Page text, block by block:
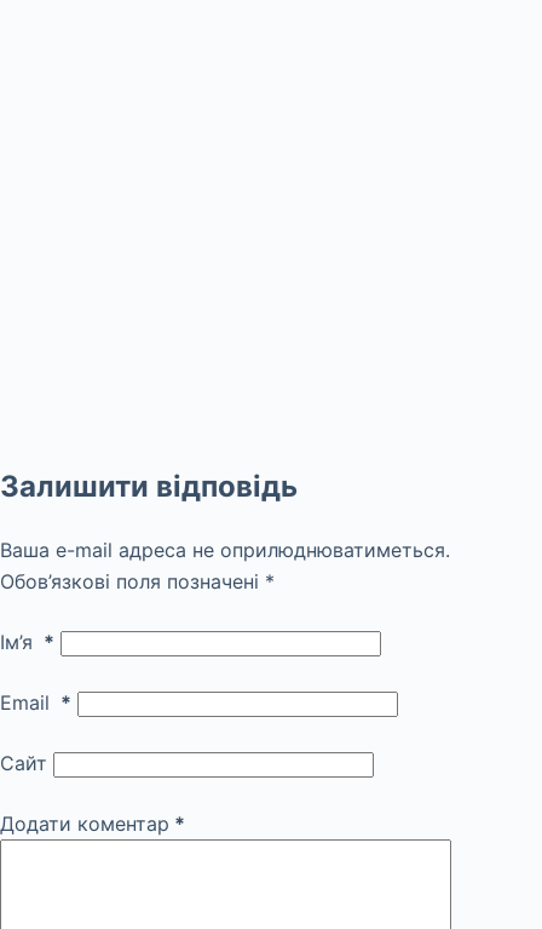
Залишити відповідь
Ваша e-mail адреса не оприлюднюватиметься.
Обов’язкові поля позначені *
Ім’я *
Email *
Сайт
Додати коментар *